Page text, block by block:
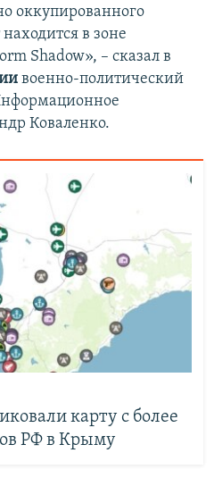
оккупированного
в зоне
Shadow», – сказал в
военно-политический
Коваленко.
карту с более
РФ в Крыму